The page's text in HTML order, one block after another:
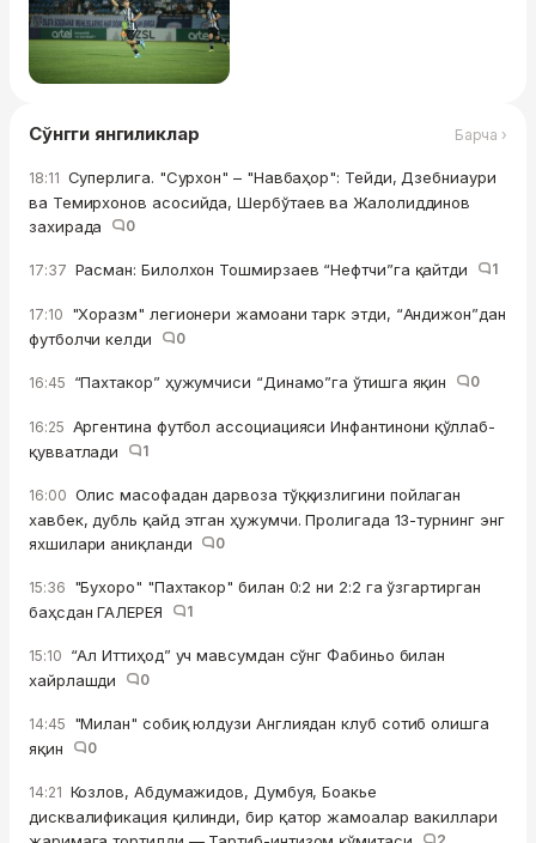
Сўнгги янгиликлар Барча ›
18:11 Суперлига. "Сурхон" – "Навбаҳор": Тейди, Дзебниаури
ва Темирхонов асосийда, Шербўтаев ва Жалолиддинов
захирада
0
17:37 Расман: Билолхон Тошмирзаев “Нефтчи”га қайтди 1
17:10 "Хоразм" легионери жамоани тарк этди, “Андижон”дан
футболчи келди
0
16:45 “Пахтакор” ҳужумчиси “Динамо”га ўтишга яқин 0
16:25 Аргентина футбол ассоциацияси Инфантинони қўллаб-
қувватлади
1
16:00 Олис масофадан дарвоза тўққизлигини пойлаган
хавбек, дубль қайд этган ҳужумчи. Пролигада 13-турнинг энг
яхшилари аниқланди
0
15:36 "Бухоро" "Пахтакор" билан 0:2 ни 2:2 га ўзгартирган
баҳсдан ГАЛЕРЕЯ
1
15:10 “Ал Иттиҳод” уч мавсумдан сўнг Фабиньо билан
хайрлашди
0
14:45 "Милан" собиқ юлдузи Англиядан клуб сотиб олишга
яқин
0
14:21 Козлов, Абдумажидов, Думбуя, Боакье
дисквалификация қилинди, бир қатор жамоалар вакиллари